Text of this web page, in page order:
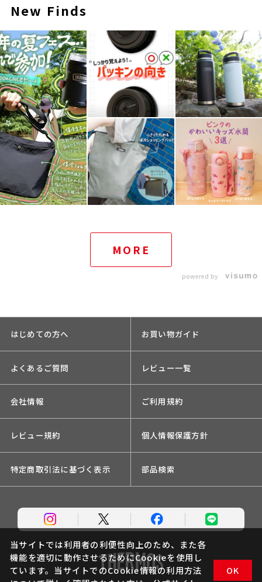
New Finds
MORE
powered by
はじめての方へ お買い物ガイド
よくあるご質問 レビュー一覧
会社情報 ご利用規約
レビュー規約 個人情報保護方針
特定商取引法に基づく表示 部品検索
当サイトでは利用者の利便性向上のため、また各
機能を適切に動作させるためにCookieを使用し
ています。当サイトでのCookie情報の利用方法
OK